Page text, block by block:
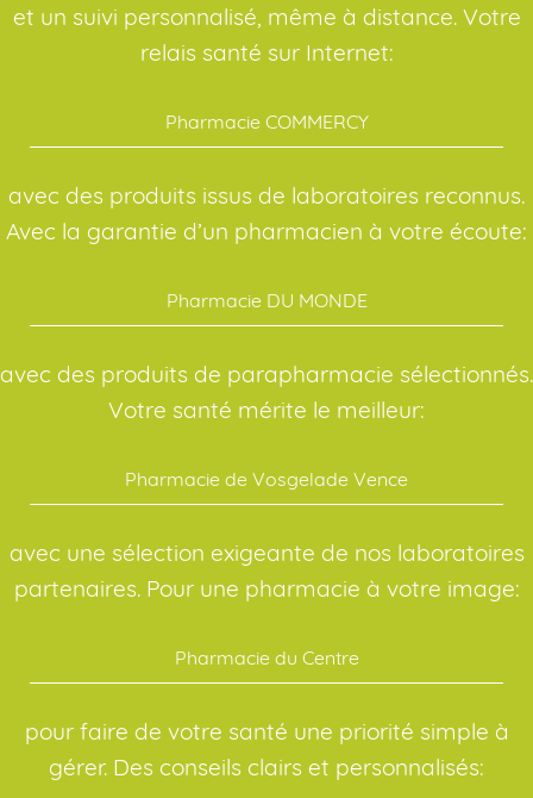
et un suivi personnalisé, même à distance. Votre
relais santé sur Internet:
Pharmacie COMMERCY
avec des produits issus de laboratoires reconnus.
Avec la garantie d’un pharmacien à votre écoute:
Pharmacie DU MONDE
avec des produits de parapharmacie sélectionnés.
Votre santé mérite le meilleur:
Pharmacie de Vosgelade Vence
avec une sélection exigeante de nos laboratoires
partenaires. Pour une pharmacie à votre image:
Pharmacie du Centre
pour faire de votre santé une priorité simple à
gérer. Des conseils clairs et personnalisés: